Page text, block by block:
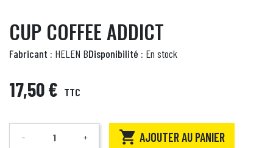
CUP COFFEE ADDICT
Fabricant : HELEN BDisponibilité : En stock
17,50 € TTC
Quantité
- +  AJOUTER AU PANIER